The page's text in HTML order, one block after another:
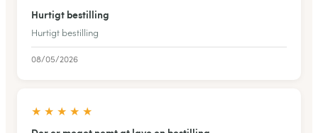
Hurtigt bestilling
Hurtigt bestilling
08/05/2026
★ ★ ★ ★ ★